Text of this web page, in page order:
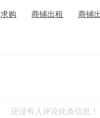
求购 商铺出租 商铺
还没有人评论此条信息！